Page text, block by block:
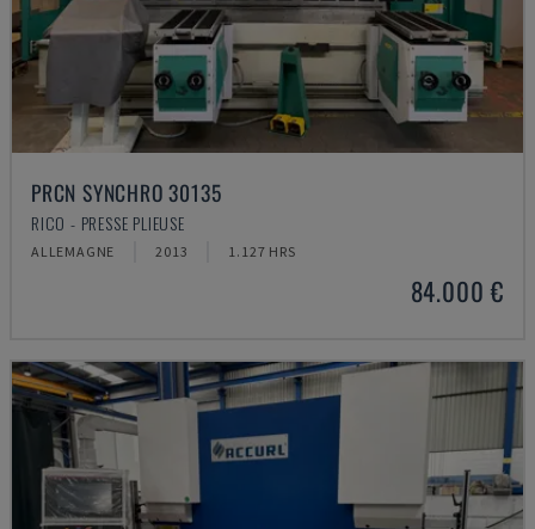
PRCN SYNCHRO 30135
RICO - PRESSE PLIEUSE
ALLEMAGNE 2013 1.127 HRS
84.000 €